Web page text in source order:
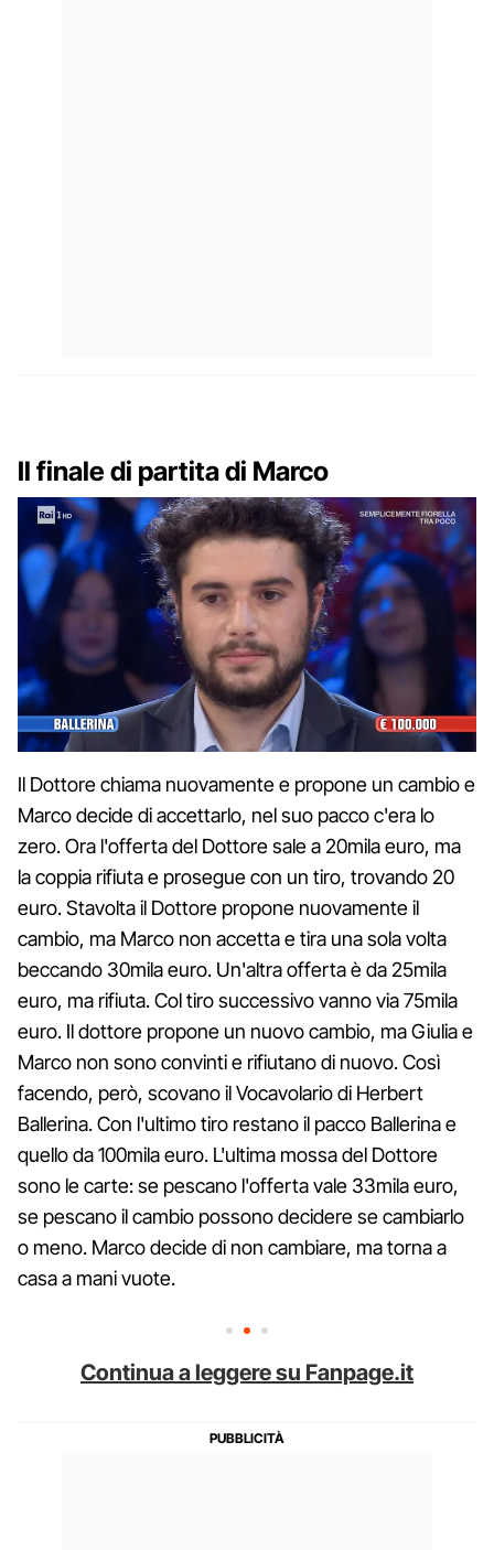
Il finale di partita di Marco
Il Dottore chiama nuovamente e propone un cambio e
Marco decide di accettarlo, nel suo pacco c'era lo
zero. Ora l'offerta del Dottore sale a 20mila euro, ma
la coppia rifiuta e prosegue con un tiro, trovando 20
euro. Stavolta il Dottore propone nuovamente il
cambio, ma Marco non accetta e tira una sola volta
beccando 30mila euro. Un'altra offerta è da 25mila
euro, ma rifiuta. Col tiro successivo vanno via 75mila
euro. Il dottore propone un nuovo cambio, ma Giulia e
Marco non sono convinti e rifiutano di nuovo. Così
facendo, però, scovano il Vocavolario di Herbert
Ballerina. Con l'ultimo tiro restano il pacco Ballerina e
quello da 100mila euro. L'ultima mossa del Dottore
sono le carte: se pescano l'offerta vale 33mila euro,
se pescano il cambio possono decidere se cambiarlo
o meno. Marco decide di non cambiare, ma torna a
casa a mani vuote.
Continua a leggere su Fanpage.it